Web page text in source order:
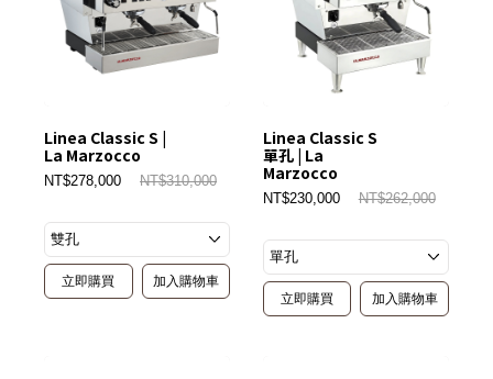
Linea Classic S |
La Marzocco
NT$278,000 NT$310,000
立即購買 加入購物車
Linea Classic S
單孔 | La
Marzocco
NT$230,000 NT$262,000
立即購買 加入購物車